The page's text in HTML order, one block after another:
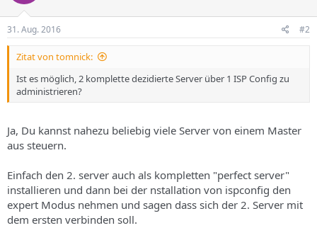
31. Aug. 2016 #2
Zitat von tomnick:
Ist es möglich, 2 komplette dezidierte Server über 1 ISP Config zu
administrieren?
Ja, Du kannst nahezu beliebig viele Server von einem Master
aus steuern.
Einfach den 2. server auch als kompletten "perfect server"
installieren und dann bei der nstallation von ispconfig den
expert Modus nehmen und sagen dass sich der 2. Server mit
dem ersten verbinden soll.